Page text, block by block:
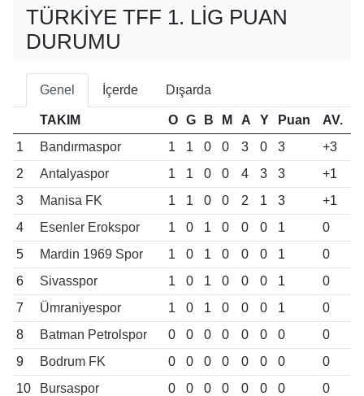
TÜRKIYE TFF 1. LIG PUAN
DURUMU
Genel İçerde Dışarda
TAKIM O G B M A Y Puan
AV.
1
Bandırmaspor 1 1 0 0 3 0 3
+3
2
Antalyaspor 1 1 0 0 4 3 3
+1
3
Manisa FK 1 1 0 0 2 1 3
+1
4
Esenler Erokspor 1 0 1 0 0 0 1
0
5
Mardin 1969 Spor 1 0 1 0 0 0 1
0
6
Sivasspor 1 0 1 0 0 0 1
0
7
Ümraniyespor 1 0 1 0 0 0 1
0
8
Batman Petrolspor 0 0 0 0 0 0 0
0
9
Bodrum FK 0 0 0 0 0 0 0
0
10
Bursaspor 0 0 0 0 0 0 0
0